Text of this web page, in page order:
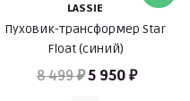
LASSIE
Пуховик-трансформер Star
Float (синий)
8 499 ₽5 950 ₽